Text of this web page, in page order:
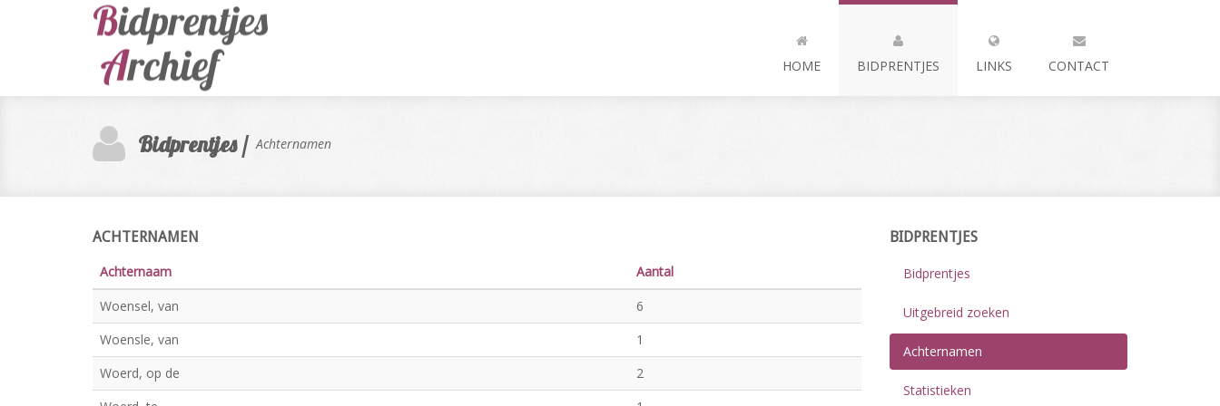
HOME BIDPRENTJES LINKS CONTACT
Bidprentjes / Achternamen
ACHTERNAMEN
Achternaam
Aantal
Woensel, van
6
Woensle, van
1
Woerd, op de
2
BIDPRENTJES
Bidprentjes
Uitgebreid zoeken
Achternamen
Statistieken